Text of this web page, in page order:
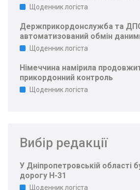
Щоденник логіста
Держприкордонслужба та
автоматизований обмін
Щоденник логіста
Німеччина намірила
прикордонний контроль
Щоденник логіста
Вибір редакції
У Дніпропетровській області
дорогу Н-31
Щоденник логіста